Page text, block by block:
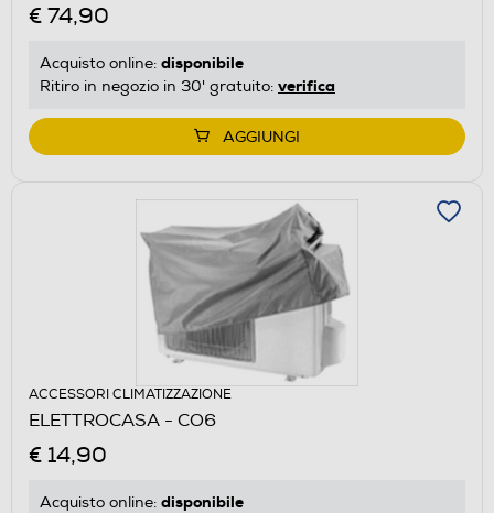
€ 74,90
Acquisto online: disponibile
Ritiro in negozio in 30' gratuito: verifica
AGGIUNGI
ACCESSORI CLIMATIZZAZIONE
ELETTROCASA - CO6
€ 14,90
Acquisto online: disponibile